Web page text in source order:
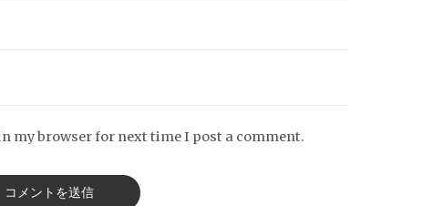
my browser for next time I post a comment.